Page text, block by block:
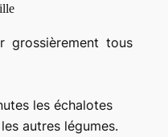
grossièrement tous
les échalotes
autres légumes.